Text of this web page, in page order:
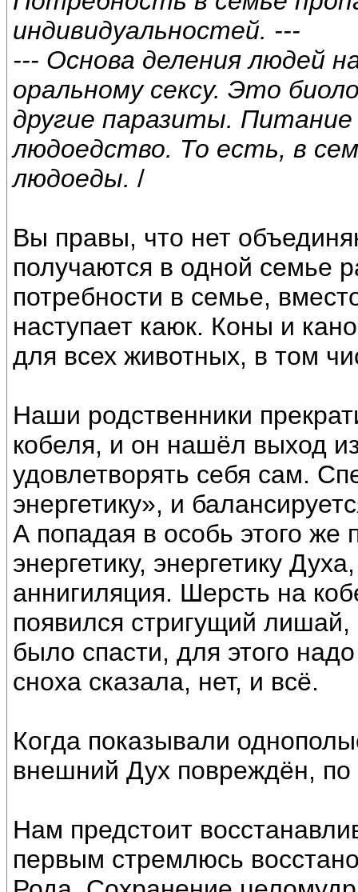
индивидуальностей. ---
--- Основа деления людей
оральному сексу. Это
другие паразиты.
людоедство. То есть, в
людоеды. /
Вы правы, что нет
получаются в одной семье
потребности в семье,
наступает каюк. Коны и
для всех животных, в том
Наши родственники
кобеля, и он нашёл выход
удовлетворять себя сам.
энергетику», и
А попадая в особь этого
энергетику, энергетику
аннигиляция. Шерсть на
появился стригущий
было спасти, для этого
сноха сказала, нет, и всё.
Когда показывали
внешний Дух повреждён,
Нам предстоит
первым стремлюсь